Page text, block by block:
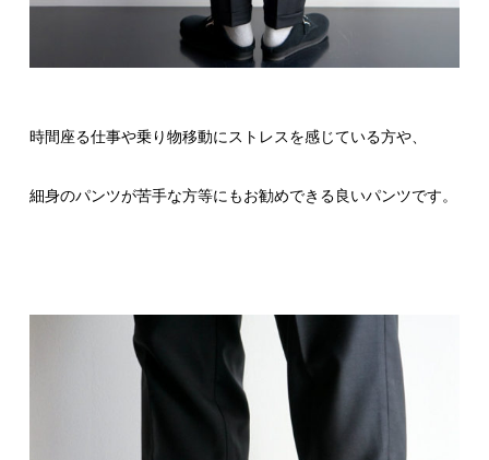
時間座る仕事や乗り物移動にストレスを感じている方や、
細身のパンツが苦手な方等にもお勧めできる良いパンツです。